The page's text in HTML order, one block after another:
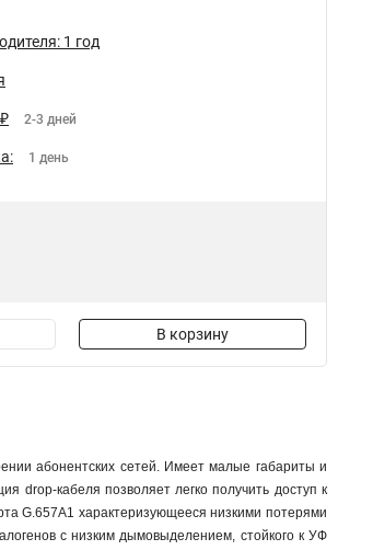
1 год
2-3 дней
1 день
В корзину
абонентских сетей. Имеет малые габариты и
drop-кабеля позволяет легко получить доступ к
G.657A1 характеризующееся низкими потерями
с низким дымовыделением, стойкого к УФ